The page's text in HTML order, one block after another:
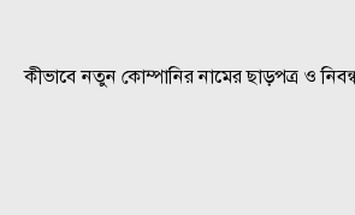
কীভাবে নতুন কোম্পানির নামের ছাড়পত্র ও